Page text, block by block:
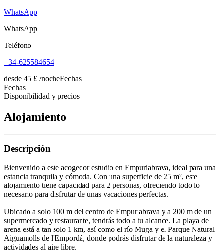
WhatsApp
WhatsApp
Teléfono
+34-625584654
desde 45 £ /nocheFechas
Fechas
Disponibilidad y precios
Alojamiento
Descripción
Bienvenido a este acogedor estudio en Empuriabrava, ideal para una
estancia tranquila y cómoda. Con una superficie de 25 m², este
alojamiento tiene capacidad para 2 personas, ofreciendo todo lo
necesario para disfrutar de unas vacaciones perfectas.
Ubicado a solo 100 m del centro de Empuriabrava y a 200 m de un
supermercado y restaurante, tendrás todo a tu alcance. La playa de
arena está a tan solo 1 km, así como el río Muga y el Parque Natural
Aiguamolls de l'Empordà, donde podrás disfrutar de la naturaleza y
actividades al aire libre.